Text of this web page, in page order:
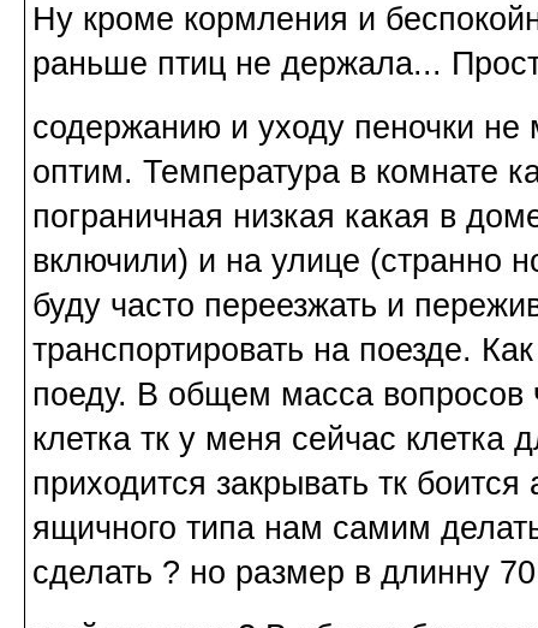
Ну кроме кормления и
раньше птиц не держала...
содержанию и уходу пеночки не
оптим. Температура в комнате
пограничная низкая какая в
включили) и на улице (странно
буду часто переезжать и
транспортировать на поезде.
поеду. В общем масса вопросов
клетка тк у меня сейчас клетка
приходится закрывать тк
ящичного типа нам самим
сделать ? но размер в длинну